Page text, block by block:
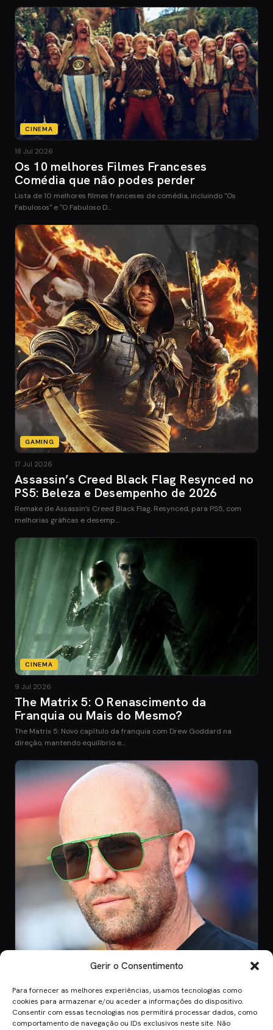
Gerir o Consentimento
Para fornecer as melhores experiências, usamos tecnologias como
cookies para armazenar e/ou aceder a informações do dispositivo.
Consentir com essas tecnologias nos permitirá processar dados, como
comportamento de navegação ou IDs exclusivos neste site. Não
CINEMA
18 Jul 2026
Os 10 melhores Filmes Franceses
Comédia que não podes perder
Lista de 10 melhores filmes franceses de comédia, incluindo "Os
Fabulosos" e "O Fabuloso D…
GAMING
17 Jul 2026
Assassin’s Creed Black Flag Resynced no
PS5: Beleza e Desempenho de 2026
Remake de Assassin’s Creed Black Flag, Resynced, para PS5, com
melhorias gráficas e desemp…
CINEMA
9 Jul 2026
The Matrix 5: O Renascimento da
Franquia ou Mais do Mesmo?
The Matrix 5: Novo capítulo da franquia com Drew Goddard na
direção, mantendo equilíbrio e…
CINEMA
8 Jul 2026